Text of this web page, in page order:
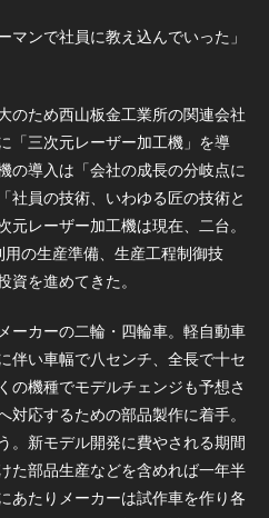
マンで社員に教え込んでいった」
のため西山板金工業所の関連会社
「三次元レーザー加工機」を導
の導入は「会社の成長の分岐点に
社員の技術、いわゆる匠の技術と
レーザー加工機は現在、二台。
の生産準備、生産工程制御技
を進めてきた。
ーカーの二輪・四輪車。軽自動車
伴い車幅で八センチ、全長で十セ
の機種でモデルチェンジも予想さ
応するための部品製作に着手。
。新モデル開発に費やされる期間
た部品生産などを含めれば一年半
あたりメーカーは試作車を作り各